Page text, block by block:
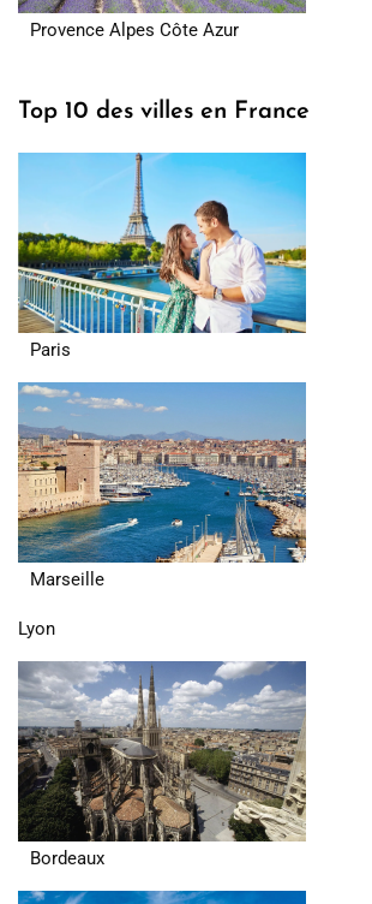
Provence Alpes Côte Azur
Top 10 des villes en France
Paris
Marseille
Lyon
Bordeaux